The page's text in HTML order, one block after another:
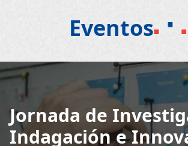
Eventos
Jornada de
Indagación e